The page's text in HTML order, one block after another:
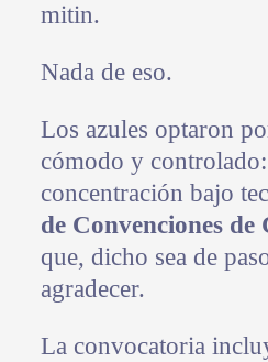
mitin.
Nada de eso.
Los azules optaron
cómodo y
concentración bajo
de Convenciones
que, dicho sea de
agradecer.
La convocatoria